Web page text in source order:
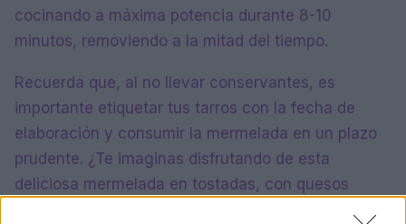
cocinando a máxima potencia durante 8-10
minutos, removiendo a la mitad del tiempo.
Recuerda que, al no llevar conservantes, es
importante etiquetar tus tarros con la fecha de
elaboración y consumir la mermelada en un plazo
prudente. ¿Te imaginas disfrutando de esta
deliciosa mermelada en tostadas, con quesos